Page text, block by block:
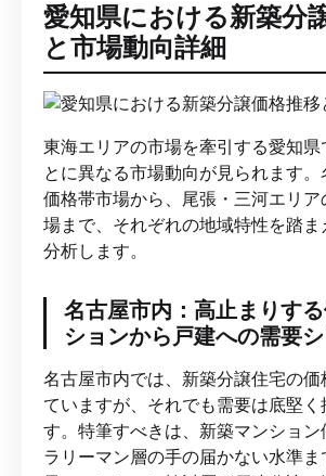
愛知県における新築分
と市場動向詳細
東海エリアの市場を牽引する愛知
とに異なる市場動向が見られます
価格帯市場から、尾張・三河エリ
場まで、それぞれの地域特性を踏ま
分析します。
名古屋市内：高止まりす
ションから戸建への需要シ
名古屋市内では、新築分譲住宅の価
ていますが、それでも需要は底堅く
す。特筆すべきは、新築マンション
ラリーマン層の手の届かない水準